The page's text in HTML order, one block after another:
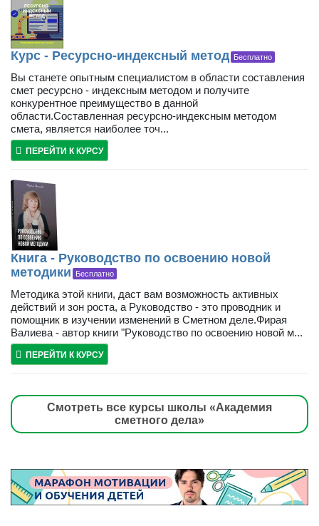
Курс - Ресурсно-индексный метод Бесплатно
Вы станете опытным специалистом в области составления
смет ресурсно - индексным методом и получите
конкурентное преимущество в данной
области.Составленная ресурсно-индексным методом
смета, является наиболее точ...
ПЕРЕЙТИ К КУРСУ
Книга - Руководство по освоению новой
методики
Бесплатно
Методика этой книги, даст вам возможность активных
действий и зон роста, а Руководство - это проводник и
помощник в изучении изменений в Сметном деле.Фирая
Валиева - автор книги "Руководство по освоению новой м...
ПЕРЕЙТИ К КУРСУ
Смотреть все курсы школы «Академия
сметного дела»